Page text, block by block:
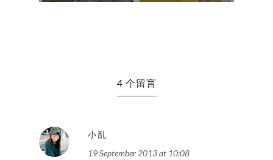
4 个留言
小乱
19 September 2013 at 10:08